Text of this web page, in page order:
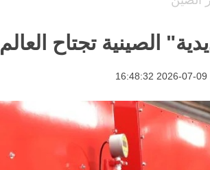
الصينية تجتاح العالم
2026-07-09 16:48:32